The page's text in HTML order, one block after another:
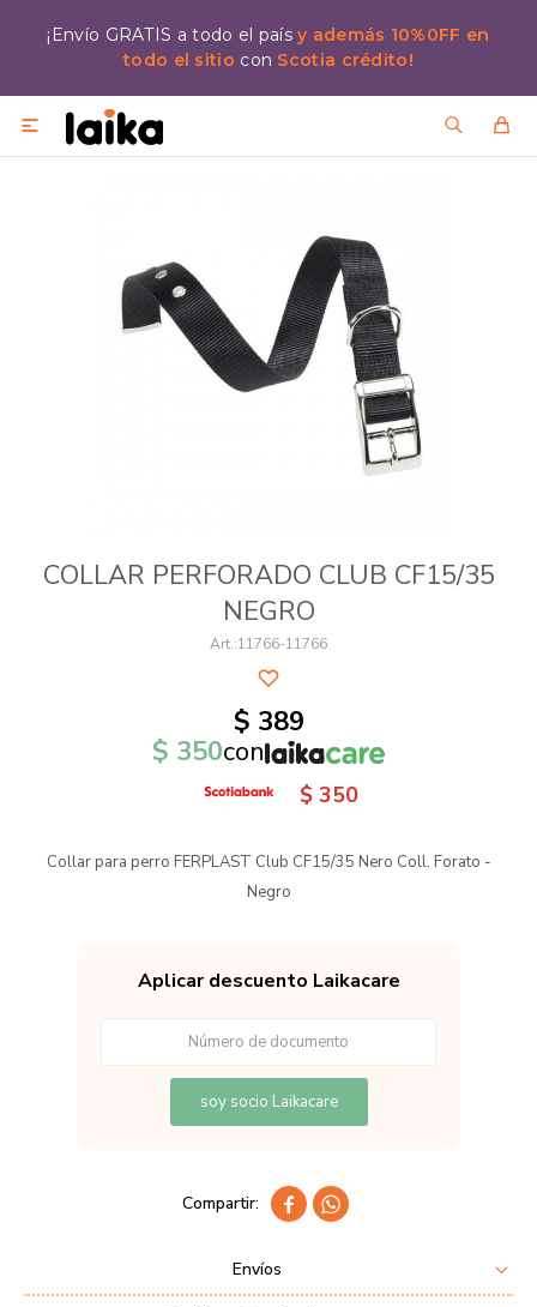
¡Envío GRATIS a todo el paísy además 10%0FF en
todo el sitio con Scotia crédito!

COLLAR PERFORADO CLUB CF15/35
NEGRO
11766-11766
$ 389
$ 350con
$ 350
Collar para perro FERPLAST Club CF15/35 Nero Coll. Forato -
Negro
Aplicar descuento Laikacare
soy socio Laikacare
 
Envíos